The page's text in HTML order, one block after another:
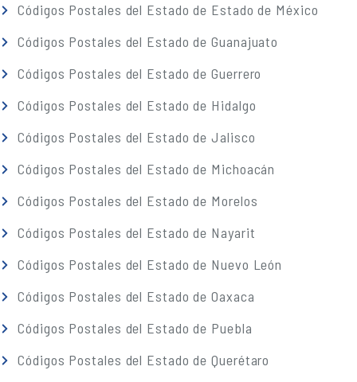
Códigos Postales del Estado de Estado de México
Códigos Postales del Estado de Guanajuato
Códigos Postales del Estado de Guerrero
Códigos Postales del Estado de Hidalgo
Códigos Postales del Estado de Jalisco
Códigos Postales del Estado de Michoacán
Códigos Postales del Estado de Morelos
Códigos Postales del Estado de Nayarit
Códigos Postales del Estado de Nuevo León
Códigos Postales del Estado de Oaxaca
Códigos Postales del Estado de Puebla
Códigos Postales del Estado de Querétaro